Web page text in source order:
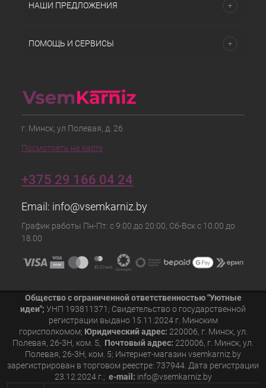
НАШИ ПРЕДЛОЖЕНИЯ
ПОМОЩЬ И СЕРВИСЫ
г. Минск, ул Полевая, д. 26
Посмотреть на карте
+375 29 166 04 24
Email: info@vsemkarniz.by
График работы Пн-Пт: с 9:00 до 20:00, Сб-Вск с 10.00 до
18.00
Общество с ограниченной ответственностью "Уютные
идеи"; УНП 193811371; Свидетельство о государственной
регистрации выдано 15.11.2024 г. Минским
горисполкомом; Юридический адрес: 220006, г. Минск, ул.
Полевая, 26-3Н, ком. 5; Почтовый адрес: 220006, г. Минск, ул.
Полевая, 26-3Н, ком. 5; Интернет-магазин vsemkarniz.by
зарегистрирован в торговом реестре: 737944. Дата регистрации
23.12.2024 г.; e-mail: info@vsemkarniz.by